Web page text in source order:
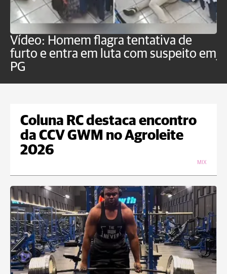
Vídeo: Homem flagra tentativa de
furto e entra em luta com suspeito em
PG
Coluna RC destaca encontro
da CCV GWM no Agroleite
2026
MIX